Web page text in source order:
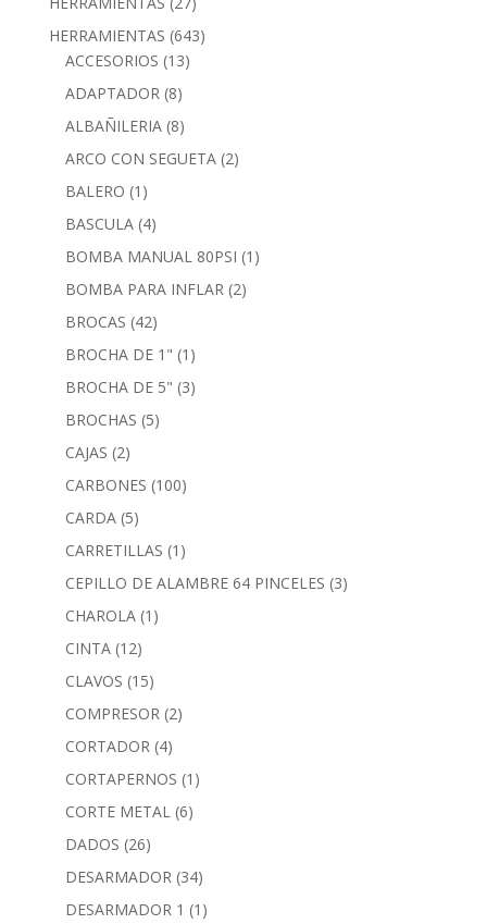
HERRAMIENTAS (643)
ACCESORIOS (13)
ADAPTADOR (8)
ALBAÑILERIA (8)
ARCO CON SEGUETA (2)
BALERO (1)
BASCULA (4)
BOMBA MANUAL 80PSI (1)
BOMBA PARA INFLAR (2)
BROCAS (42)
BROCHA DE 1" (1)
BROCHA DE 5" (3)
BROCHAS (5)
CAJAS (2)
CARBONES (100)
CARDA (5)
CARRETILLAS (1)
CEPILLO DE ALAMBRE 64 PINCELES (3)
CHAROLA (1)
CINTA (12)
CLAVOS (15)
COMPRESOR (2)
CORTADOR (4)
CORTAPERNOS (1)
CORTE METAL (6)
DADOS (26)
DESARMADOR (34)
DESARMADOR 1 (1)